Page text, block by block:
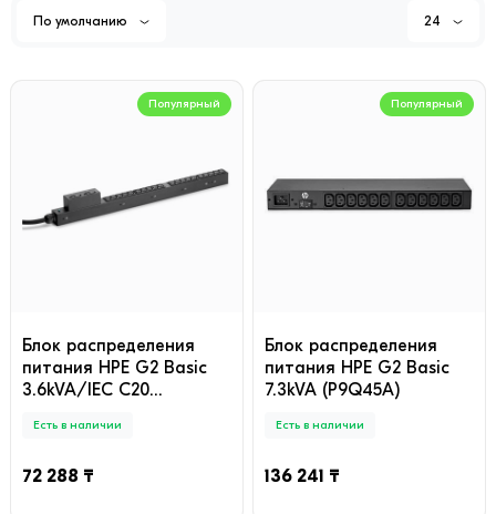
По умолчанию 24
Популярный
Блок распределения
питания HPE G2 Basic
3.6kVA/IEC C20
240V Outlets (20) C13 (2)
Есть в наличии
72 288 ₸
Популярный
Блок распределения
питания HPE G2 Basic
7.3kVA (P9Q45A)
Есть в наличии
136 241 ₸